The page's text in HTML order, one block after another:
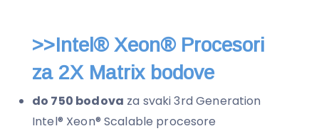
>>Intel® Xeon® Procesori
za 2X Matrix bodove
do 750 bodova za svaki 3rd Generation
Intel® Xeon® Scalable procesore